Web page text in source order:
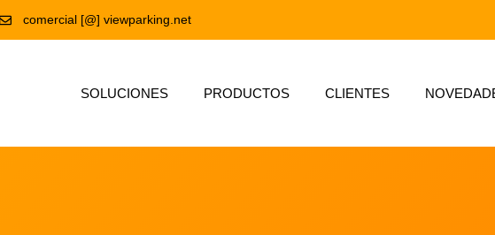
comercial [@] viewparking.net
SOLUCIONES PRODUCTOS CLIENTES